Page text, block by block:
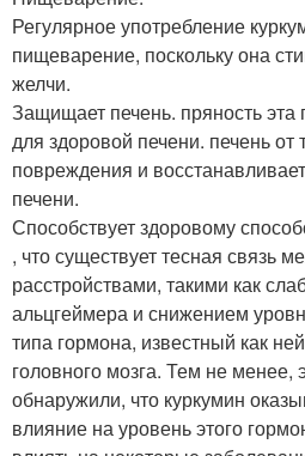
Регулярное употребление
пищеварение, поскольку она
желчи.
Защищает печень. пряность эта
для здоровой печени. печень от
повреждения и
печени.
Способствует здоровому
, что существует тесная связь
расстройствами, такими как
альцгеймера и снижением
типа гормона, известный как
головного мозга. Тем не менее,
обнаружили, что куркумин
влияние на уровень этого